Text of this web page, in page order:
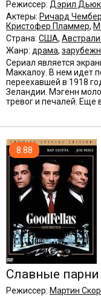
Режиссер: Дэрил Дьюк
Актеры: Ричард
Кристофер Пламмер,
Страна: США,
Жанр: драма,
Сериал является
Маккалоу. В нем идет
переехавшей в 1918
Зеландии. Мэгенн
тревог и печалей. Еще
8.88
Славные парни
Режиссер: Мартин